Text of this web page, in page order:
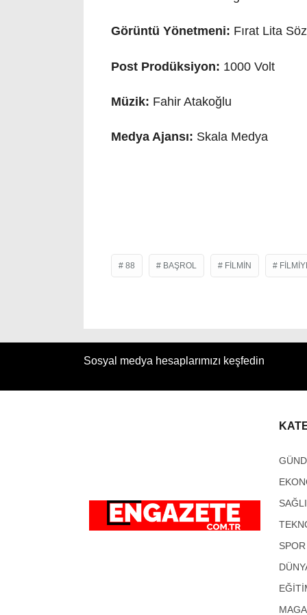
Görüntü Yönetmeni: Fırat Lita
Post Prodüksiyon: 1000 Volt
Müzik: Fahir Atakoğlu
Medya Ajansı: Skala Medya
88 BAŞROL FILMIN
Sosyal medya hesaplarımızı keşfedin
SPOR